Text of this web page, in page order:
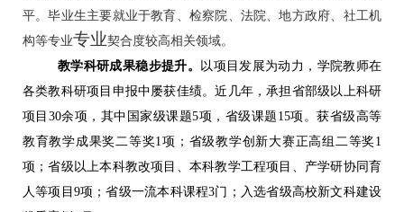
平。毕业生主要就业于教育、检察院、法院、地方政府、社工机
构等专业专业契合度较高相关领域。
教学科研成果稳步提升。 以项目发展为动力，学院教师在
各类教科研项目申报中屡获佳绩。近几年，承担省部级以上科研
项目 30余项，其中国家级课题5项，省级课题15项 。获省级高等
教育教学成果奖二等奖1项 ；省级教学创新大赛正高组二等奖 1
项 ；省级以上本科教改项目、本科教学工程项目、产学研协同育
人等项目 9项；省级一流本科课程3门； 入选省级高校新文科建设